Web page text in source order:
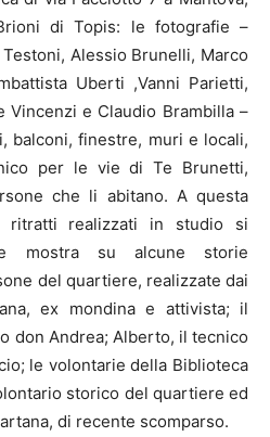
di Topis: le fotografie –
Alessio Brunelli, Marco
Uberti ,Vanni Parietti,
Vincenzi e Claudio Brambilla –
balconi, finestre, muri e locali,
per le vie di Te Brunetti,
che li abitano. A questa
ritratti realizzati in studio si
mostra su alcune storie
del quartiere, realizzate dai
ex mondina e attivista; il
don Andrea; Alberto, il tecnico
le volontarie della Biblioteca
storico del quartiere ed
di recente scomparso.